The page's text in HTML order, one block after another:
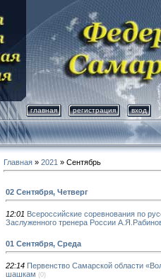
главная регистрация вход
Главная » 2021 » Сентябрь
02 Сентября, Четверг
12:01 Всероссийские соревнования по
Заслуженного тренера России
01 Сентября, Среда
22:14 Первенство Самарской области
шашкам (0)